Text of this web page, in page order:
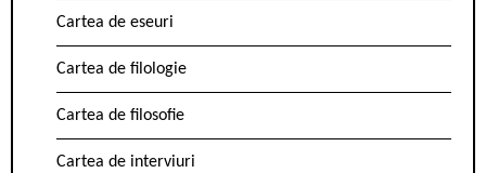
Cartea de eseuri
Cartea de filologie
Cartea de filosofie
Cartea de interviuri